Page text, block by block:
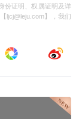
商品住房销
份证明、权属证明及详
ljcj@leju.com】，我们